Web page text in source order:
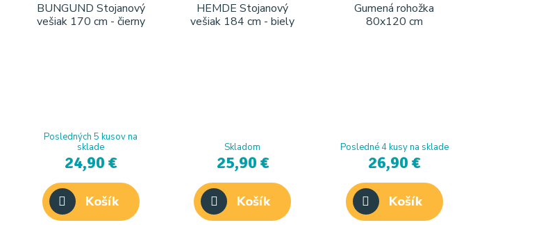
BUNGUND Stojanový
vešiak 170 cm - čierny
Posledných 5 kusov na
sklade
24,90 €
Košík
HEMDE Stojanový
vešiak 184 cm - biely
Skladom
25,90 €
Košík
Gumená rohožka
80x120 cm
Posledné 4 kusy na sklade
26,90 €
Košík